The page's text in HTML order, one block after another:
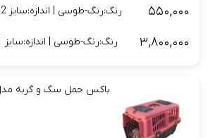
۵۵۰,۰۰۰ رنگ:رنگ-طوسی | اندازه:سایز 2
۳,۸۰۰,۰۰۰ رنگ:رنگ-طوسی | اندازه:سایز 1
باکس حمل سگ و گربه مدل